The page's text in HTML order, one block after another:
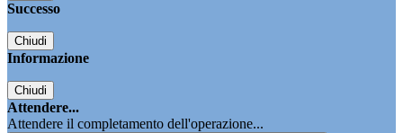
Successo
Chiudi
Informazione
Chiudi
Attendere...
Attendere il completamento dell'operazione...